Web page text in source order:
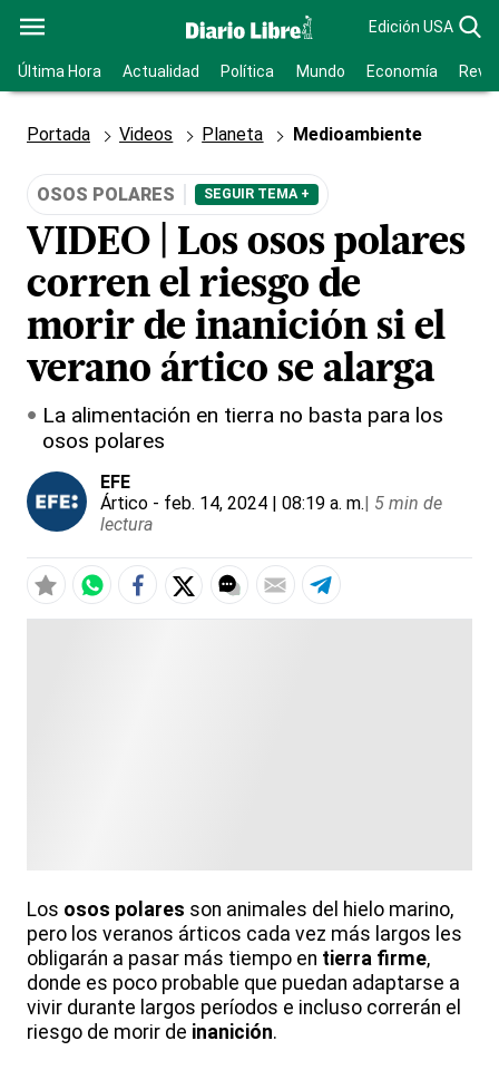
Edición USA
Última Hora Actualidad Política Mundo Economía
Portada Videos Planeta Medioambiente
OSOS POLARES SEGUIR TEMA +
VIDEO | Los osos polares
corren el riesgo de
morir de inanición si el
verano ártico se alarga
La alimentación en tierra no basta para los
osos polares
EFE
Ártico - feb. 14, 2024 | 08:19 a. m.| 5 min de
lectura
Los osos polares son animales del hielo marino,
pero los veranos árticos cada vez más largos les
obligarán a pasar más tiempo en tierra firme,
donde es poco probable que puedan adaptarse a
vivir durante largos períodos e incluso correrán el
riesgo de morir de inanición.